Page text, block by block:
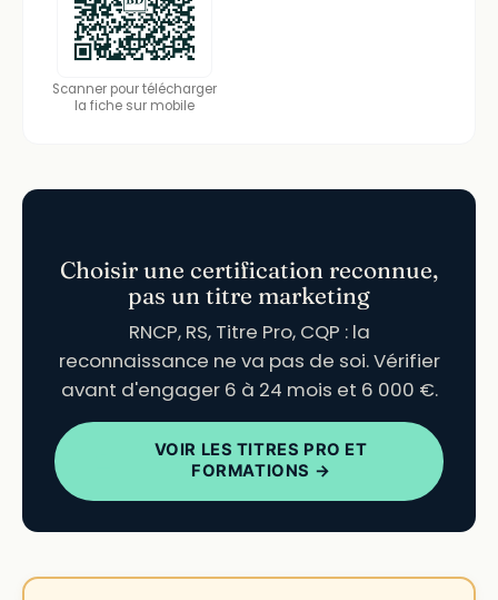
Scanner pour télécharger
la fiche sur mobile
Choisir une certification reconnue,
pas un titre marketing
RNCP, RS, Titre Pro, CQP : la
reconnaissance ne va pas de soi. Vérifier
avant d'engager 6 à 24 mois et 6 000 €.
VOIR LES TITRES PRO ET
FORMATIONS →